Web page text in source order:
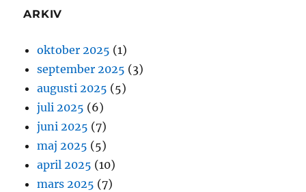
ARKIV
oktober 2025 (1)
september 2025 (3)
augusti 2025 (5)
juli 2025 (6)
juni 2025 (7)
maj 2025 (5)
april 2025 (10)
mars 2025 (7)